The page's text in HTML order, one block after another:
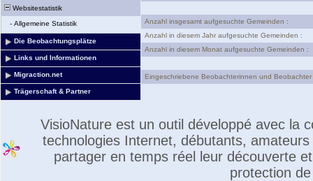
Websitestatistik
- Allgemeine Statistik
Die Beobachtungsplätze
Links und Informationen
Migraction.net
Trägerschaft & Partner
Anzahl insgesamt aufgesuchte Gemeinden :
Anzahl in diesem Jahr aufgesuchte Gemeinden :
Anzahl in diesem Monat aufgesuchte Gemeinden :
Eingeschriebene Beobachterinnen und Beobachter
VisioNature est un outil développé avec la
technologies Internet, débutants,
partager en temps réel leur découverte
protection